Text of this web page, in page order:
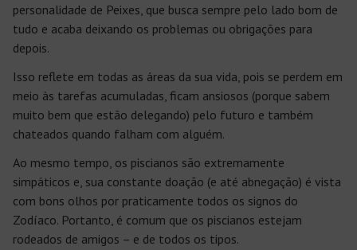
personalidade de Peixes, que busca sempre pelo lado bom de
tudo e acaba deixando os problemas ou obrigações para
depois.
Isso reflete em todas as áreas da sua vida, pois se perdem em
meio às tarefas acumuladas, ficam ansiosos (porque sabem
muito bem que estão delegando) pelo futuro e também
chateados quando falham com alguém.
Ao mesmo tempo, os piscianos são extremamente
simpáticos e, sua constante doação (e até abnegação) é vista
com bons olhos por praticamente todos os signos do
Zodíaco. Portanto, é comum que os piscianos estejam
rodeados de amigos – e de todos os tipos.